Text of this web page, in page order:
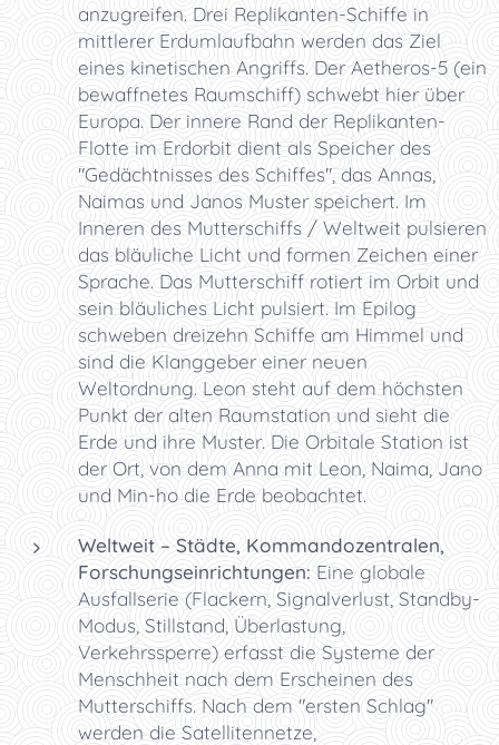
anzugreifen. Drei Replikanten-Schiffe in
mittlerer Erdumlaufbahn werden das Ziel
eines kinetischen Angriffs. Der Aetheros-5 (ein
bewaffnetes Raumschiff) schwebt hier über
Europa. Der innere Rand der Replikanten-
Flotte im Erdorbit dient als Speicher des
"Gedächtnisses des Schiffes", das Annas,
Naimas und Janos Muster speichert. Im
Inneren des Mutterschiffs / Weltweit pulsieren
das bläuliche Licht und formen Zeichen einer
Sprache. Das Mutterschiff rotiert im Orbit und
sein bläuliches Licht pulsiert. Im Epilog
schweben dreizehn Schiffe am Himmel und
sind die Klanggeber einer neuen
Weltordnung. Leon steht auf dem höchsten
Punkt der alten Raumstation und sieht die
Erde und ihre Muster. Die Orbitale Station ist
der Ort, von dem Anna mit Leon, Naima, Jano
und Min-ho die Erde beobachtet.
Weltweit – Städte, Kommandozentralen,
Forschungseinrichtungen: Eine globale
Ausfallserie (Flackern, Signalverlust, Standby-
Modus, Stillstand, Überlastung,
Verkehrssperre) erfasst die Systeme der
Menschheit nach dem Erscheinen des
Mutterschiffs. Nach dem "ersten Schlag"
werden die Satellitennetze,